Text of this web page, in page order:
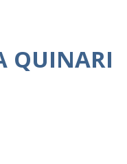
QUINARI